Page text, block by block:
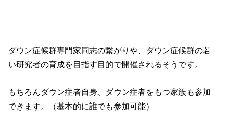
ダウン症候群専門家同志の繋がりや、ダウン症候群の若
い研究者の育成を目指す目的で開催されるそうです。
もちろんダウン症者自身、ダウン症者をもつ家族も参加
できます。（基本的に誰でも参加可能）